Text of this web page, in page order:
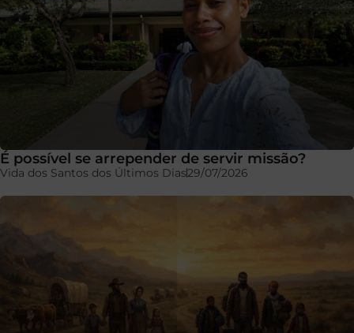
É possível se arrepender de servir missão?
Vida dos Santos dos Últimos Dias29/07/2026